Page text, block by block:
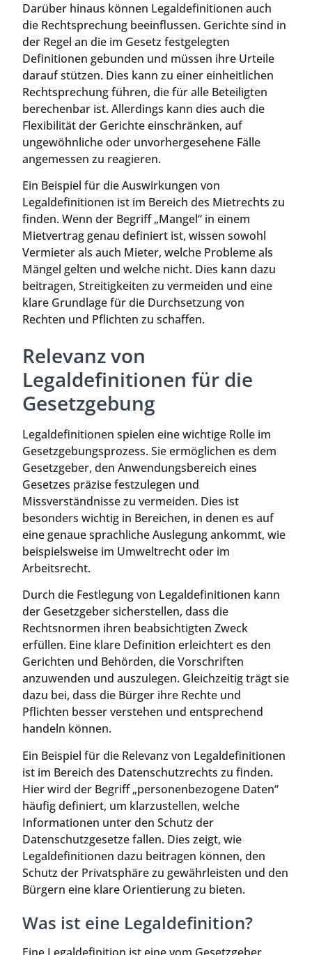
Darüber hinaus können Legaldefinitionen auch
die Rechtsprechung beeinflussen. Gerichte sind in
der Regel an die im Gesetz festgelegten
Definitionen gebunden und müssen ihre Urteile
darauf stützen. Dies kann zu einer einheitlichen
Rechtsprechung führen, die für alle Beteiligten
berechenbar ist. Allerdings kann dies auch die
Flexibilität der Gerichte einschränken, auf
ungewöhnliche oder unvorhergesehene Fälle
angemessen zu reagieren.
Ein Beispiel für die Auswirkungen von
Legaldefinitionen ist im Bereich des Mietrechts zu
finden. Wenn der Begriff „Mangel“ in einem
Mietvertrag genau definiert ist, wissen sowohl
Vermieter als auch Mieter, welche Probleme als
Mängel gelten und welche nicht. Dies kann dazu
beitragen, Streitigkeiten zu vermeiden und eine
klare Grundlage für die Durchsetzung von
Rechten und Pflichten zu schaffen.
Relevanz von
Legaldefinitionen für die
Gesetzgebung
Legaldefinitionen spielen eine wichtige Rolle im
Gesetzgebungsprozess. Sie ermöglichen es dem
Gesetzgeber, den Anwendungsbereich eines
Gesetzes präzise festzulegen und
Missverständnisse zu vermeiden. Dies ist
besonders wichtig in Bereichen, in denen es auf
eine genaue sprachliche Auslegung ankommt, wie
beispielsweise im Umweltrecht oder im
Arbeitsrecht.
Durch die Festlegung von Legaldefinitionen kann
der Gesetzgeber sicherstellen, dass die
Rechtsnormen ihren beabsichtigten Zweck
erfüllen. Eine klare Definition erleichtert es den
Gerichten und Behörden, die Vorschriften
anzuwenden und auszulegen. Gleichzeitig trägt sie
dazu bei, dass die Bürger ihre Rechte und
Pflichten besser verstehen und entsprechend
handeln können.
Ein Beispiel für die Relevanz von Legaldefinitionen
ist im Bereich des Datenschutzrechts zu finden.
Hier wird der Begriff „personenbezogene Daten“
häufig definiert, um klarzustellen, welche
Informationen unter den Schutz der
Datenschutzgesetze fallen. Dies zeigt, wie
Legaldefinitionen dazu beitragen können, den
Schutz der Privatsphäre zu gewährleisten und den
Bürgern eine klare Orientierung zu bieten.
Was ist eine Legaldefinition?